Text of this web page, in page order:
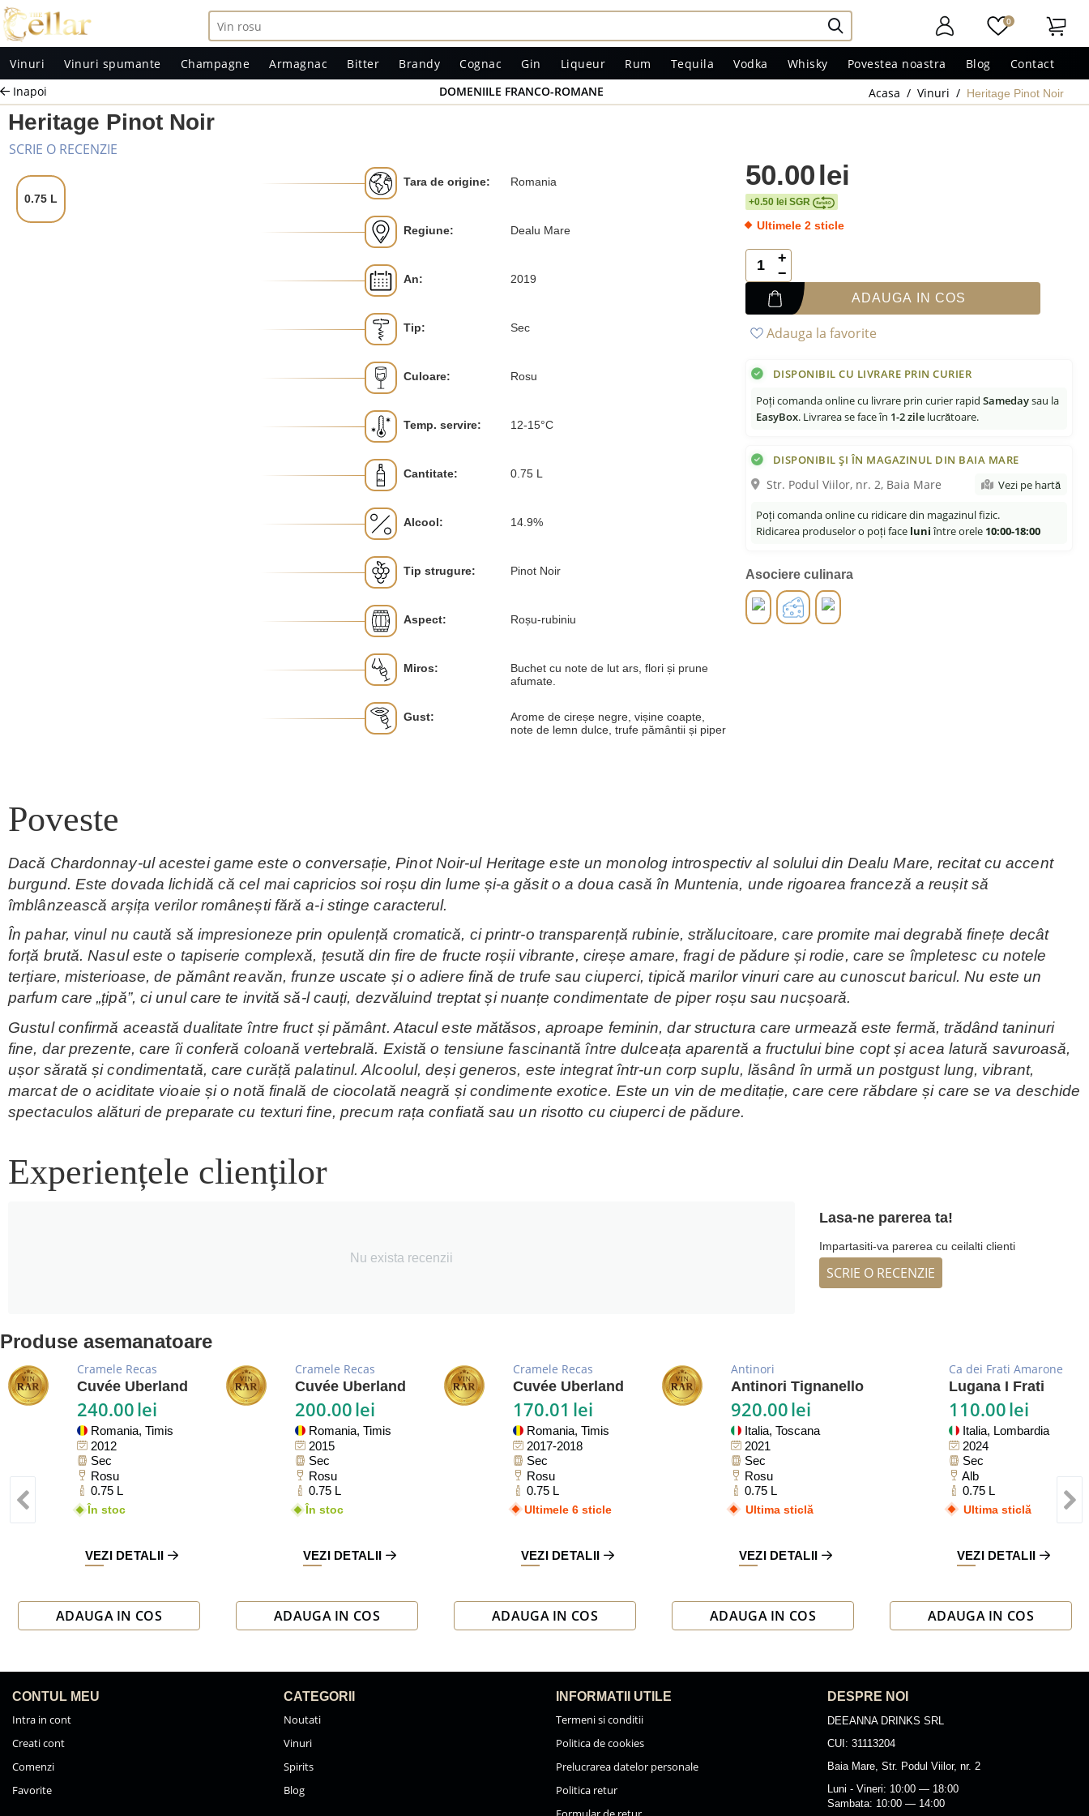
0
Vinuri Vinuri spumante Champagne Armagnac Bitter Brandy Cognac Gin Liqueur Rum Tequila Vodka Whisky Povestea noastra Blog
Contact
Inapoi
DOMENIILE FRANCO-ROMANE Acasa / Vinuri / Heritage Pinot Noir
Heritage Pinot Noir
SCRIE O RECENZIE
0.75 L
Tara de origine: Romania
Regiune: Dealu Mare
An: 2019
Tip: Sec
Culoare: Rosu
Temp. servire: 12-15°C
Cantitate: 0.75 L
Alcool: 14.9%
Tip strugure: Pinot Noir
Aspect: Roșu-rubiniu
Miros:
Buchet cu note de lut ars, flori și prune
afumate.
Gust:
Arome de cireșe negre, vișine coapte,
note de lemn dulce, trufe pământii și piper
50.00lei
+0.50 lei SGR
Ultimele 2 sticle
+
−
ADAUGA IN COS
Adauga la favorite
DISPONIBIL CU LIVRARE PRIN CURIER
Poți comanda online cu livrare prin curier rapidSamedaysau la
EasyBox. Livrarea se face în 1-2 zile lucrătoare.
DISPONIBIL ȘI ÎN MAGAZINUL DIN BAIA MARE
Str. Podul Viilor, nr. 2, Baia Mare Vezi pe hartă
Poți comanda online cu ridicare din magazinul fizic.
Ridicarea produselor o poți face luniîntre orele 10:00-18:00
Asociere culinara
Poveste
Dacă Chardonnay-ul acestei game este o conversație, Pinot Noir-ul Heritage este un monolog introspectiv al solului din Dealu Mare, recitat cu accent
burgund. Este dovada lichidă că cel mai capricios soi roșu din lume și-a găsit o a doua casă în Muntenia, unde rigoarea franceză a reușit să
îmblânzească arșița verilor românești fără a-i stinge caracterul.
În pahar, vinul nu caută să impresioneze prin opulență cromatică, ci printr-o transparență rubinie, strălucitoare, care promite mai degrabă finețe decât
forță brută. Nasul este o tapiserie complexă, țesută din fire de fructe roșii vibrante, cireșe amare, fragi de pădure și rodie, care se împletesc cu notele
terțiare, misterioase, de pământ reavăn, frunze uscate și o adiere fină de trufe sau ciuperci, tipică marilor vinuri care au cunoscut baricul. Nu este un
parfum care „țipă”, ci unul care te invită să-l cauți, dezvăluind treptat și nuanțe condimentate de piper roșu sau nucșoară.
Gustul confirmă această dualitate între fruct și pământ. Atacul este mătăsos, aproape feminin, dar structura care urmează este fermă, trădând taninuri
fine, dar prezente, care îi conferă coloană vertebrală. Există o tensiune fascinantă între dulceața aparentă a fructului bine copt și acea latură savuroasă,
ușor sărată și condimentată, care curăță palatinul. Alcoolul, deși generos, este integrat într-un corp suplu, lăsând în urmă un postgust lung, vibrant,
marcat de o aciditate vioaie și o notă finală de ciocolată neagră și condimente exotice. Este un vin de meditație, care cere răbdare și care se va deschide
spectaculos alături de preparate cu texturi fine, precum rața confiată sau un risotto cu ciuperci de pădure.
Experiențele clienților
Nu exista recenzii
Lasa-ne parerea ta!
Impartasiti-va parerea cu ceilalti clienti
SCRIE O RECENZIE
Produse asemanatoare
Cramele Recas
Cuvée Uberland
240.00lei
Romania, Timis
2012
Sec
Rosu
0.75 L
În stoc
VEZI DETALII
ADAUGA IN COS
Cramele Recas
Cuvée Uberland
200.00lei
Romania, Timis
2015
Sec
Rosu
0.75 L
În stoc
VEZI DETALII
ADAUGA IN COS
Cramele Recas
Cuvée Uberland
170.01 lei
Romania, Timis
2017-2018
Sec
Rosu
0.75 L
Ultimele 6 sticle
VEZI DETALII
ADAUGA IN COS
Antinori
Antinori Tignanello
920.00lei
Italia, Toscana
2021
Sec
Rosu
0.75 L
Ultima sticlă
VEZI DETALII
ADAUGA IN COS
Ca dei Frati Amarone
Lugana I Frati
110.00lei
Italia, Lombardia
2024
Sec
Alb
0.75 L
Ultima sticlă
VEZI DETALII
ADAUGA IN COS
CONTUL MEU
Intra in cont
Creati cont
Comenzi
Favorite
CATEGORII
Noutati
Vinuri
Spirits
Blog
INFORMATII UTILE
Termeni si conditii
Politica de cookies
Prelucrarea datelor personale
Politica retur
DESPRE NOI
DEEANNA DRINKS SRL
CUI: 31113204
Baia Mare, Str. Podul Viilor, nr. 2
Luni - Vineri: 10:00 — 18:00
Sambata: 10:00 — 14:00